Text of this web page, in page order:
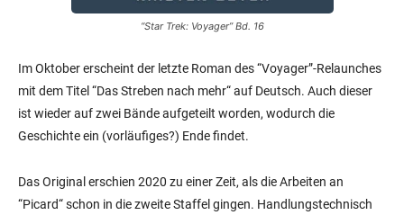
“Star Trek: Voyager” Bd. 16
Im Oktober erscheint der letzte Roman des “Voyager”-Relaunches
mit dem Titel “Das Streben nach mehr“ auf Deutsch. Auch dieser
ist wieder auf zwei Bände aufgeteilt worden, wodurch die
Geschichte ein (vorläufiges?) Ende findet.
Das Original erschien 2020 zu einer Zeit, als die Arbeiten an
“Picard“ schon in die zweite Staffel gingen. Handlungstechnisch